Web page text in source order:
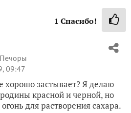
1 Спасибо!
Печоры
09:47
застывает? Я делаю
красной и черной, но
для растворения сахара.